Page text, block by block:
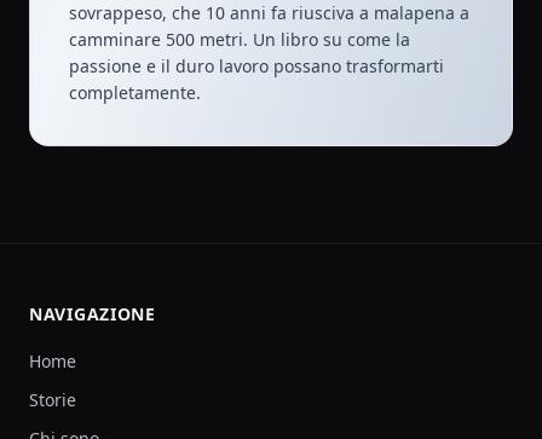
sovrappeso, che 10 anni fa riusciva a malapena a
camminare 500 metri. Un libro su come la
passione e il duro lavoro possano trasformarti
completamente.
NAVIGAZIONE
Home
Storie